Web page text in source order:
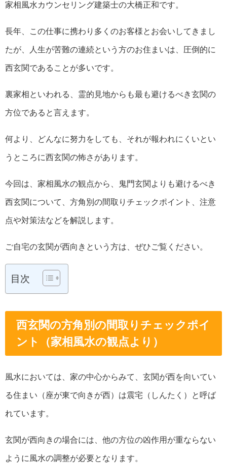
家相風水カウンセリング建築士の大橋正和です。
長年、この仕事に携わり多くのお客様とお会いしてきまし
たが、人生が苦難の連続という方のお住まいは、圧倒的に
西玄関であることが多いです。
裏家相といわれる、霊的見地からも最も避けるべき玄関の
方位であると言えます。
何より、どんなに努力をしても、それが報われにくいとい
うところに西玄関の怖さがあります。
今回は、家相風水の観点から、鬼門玄関よりも避けるべき
西玄関について、方角別の間取りチェックポイント、注意
点や対策法などを解説します。
ご自宅の玄関が西向きという方は、ぜひご覧ください。
目次
西玄関の方角別の間取りチェックポイ
ント（家相風水の観点より）
風水においては、家の中心からみて、玄関が西を向いてい
る住まい（座が東で向きが西）は震宅（しんたく）と呼ば
れています。
玄関が西向きの場合には、他の方位の凶作用が重ならない
ように風水の調整が必要となります。